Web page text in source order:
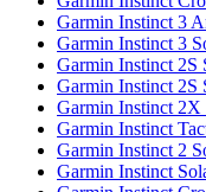
Garmin Instinct 3
Garmin Instinct 3
Garmin Instinct 2S
Garmin Instinct 2S
Garmin Instinct 2X
Garmin Instinct
Garmin Instinct 2
Garmin Instinct